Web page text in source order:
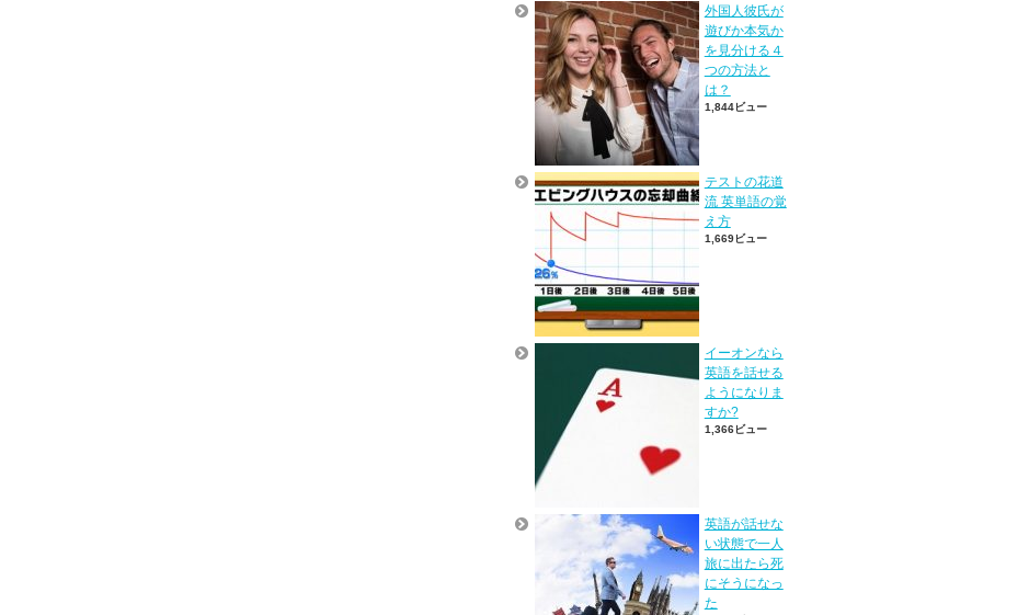
外国人彼氏が
遊びか本気か
を見分ける４
つの方法と
は？
1,844ビュー
テストの花道
流 英単語の覚
え方
1,669ビュー
イーオンなら
英語を話せる
ようになりま
すか?
1,366ビュー
英語が話せな
い状態で一人
旅に出たら死
にそうになっ
た